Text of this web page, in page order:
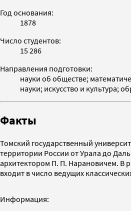
Год основания:
1878
Число студентов:
15 286
Направления подготовки:
науки об обществе;
науки; искусство и культура;
Факты
Томский государственный
территории России от Урала до
архитектором П. П. Нарановичем. В
входит в число ведущих
Информация: